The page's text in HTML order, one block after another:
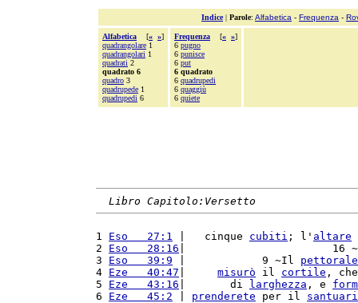
Indice| Parole: Alfabetica - Frequenza -
Alfabetica [« »]
quadrangolare 1
quadrangolari 1
quadrati 2
quadrato 6
quadro 3
quadrupede 1
quadrupedi 6
Frequenza [« »]
6 pugno
6 punisce
6 put
6 quadrato
6 quadrupedi
6 quaggiù
6 quiete
Libro Capitolo:Versetto
1 Eso   27:1 |   cinque cubiti ; l' altare
2 Eso   28:16 |                       16
3 Eso   39:9 |            9 ~Il pettorale
4 Eze   40:47 misurò il cortile ,
5 Eze   43:16 |       di larghezza , e
6 Eze   45:2 prenderete per il